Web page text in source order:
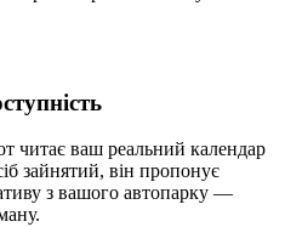
читає ваш реальний календар
зайнятий, він пропонує
з вашого автопарку —